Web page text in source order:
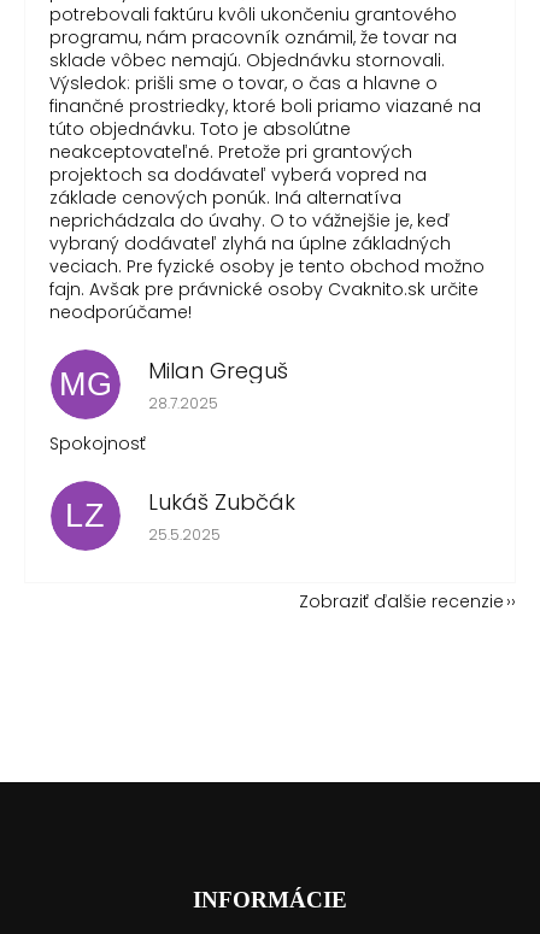
potrebovali faktúru kvôli ukončeniu grantového
programu, nám pracovník oznámil, že tovar na
sklade vôbec nemajú. Objednávku stornovali.
Výsledok: prišli sme o tovar, o čas a hlavne o
finančné prostriedky, ktoré boli priamo viazané na
túto objednávku. Toto je absolútne
neakceptovateľné. Pretože pri grantových
projektoch sa dodávateľ vyberá vopred na
základe cenových ponúk. Iná alternatíva
neprichádzala do úvahy. O to vážnejšie je, keď
vybraný dodávateľ zlyhá na úplne základných
veciach. Pre fyzické osoby je tento obchod možno
fajn. Avšak pre právnické osoby Cvaknito.sk určite
neodporúčame!
MG Milan Greguš
Hodnotenie obchodu je 5 z 5 hviezdičiek.
28.7.2025
Spokojnosť
LZ Lukáš Zubčák
Hodnotenie obchodu je 5 z 5 hviezdičiek.
25.5.2025
Zobraziť ďalšie recenzie
INFORMÁCIE